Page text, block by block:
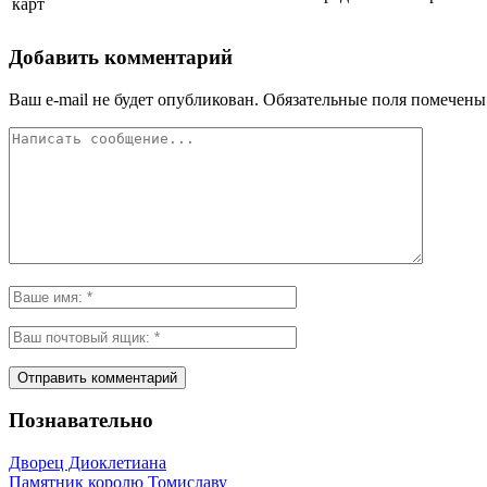
карт
Добавить комментарий
Ваш e-mail не будет опубликован. Обязательные поля
Познавательно
Дворец Диоклетиана
Памятник королю Томиславу